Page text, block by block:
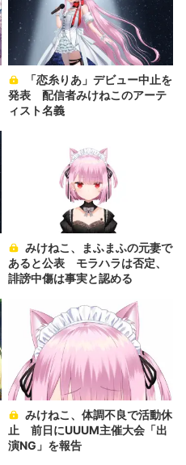
発表 配信者みけねこのアーテ
ィスト名義
あると公表 モラハラは否定、
誹謗中傷は事実と認める
止 前日にUUUM主催大会「出
演NG」を報告